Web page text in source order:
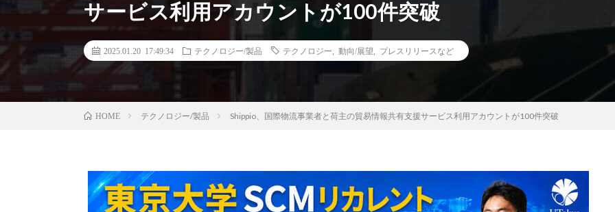
サービス利用アカウントが100件突破
2025.01.20 17:49:34 テクノロジー/製品 テクノロジー 動向/展望 プレスリリースなど
HOME テクノロジー/製品 Shippio、国際物流事業者と荷主の貿易情報共有支援サービス利用アカウントが100件突破